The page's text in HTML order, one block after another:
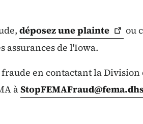
déposez uneplainte
ou
assurances de l'Iowa.
en contactant la Division
à